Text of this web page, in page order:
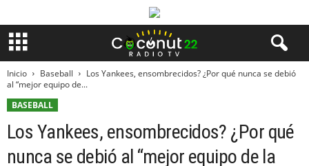
Inicio Baseball
Los Yankees, ensombrecidos? ¿Por qué nunca se debió
al “mejor equipo de...
BASEBALL
Los Yankees, ensombrecidos? ¿Por qué
nunca se debió al “mejor equipo de la